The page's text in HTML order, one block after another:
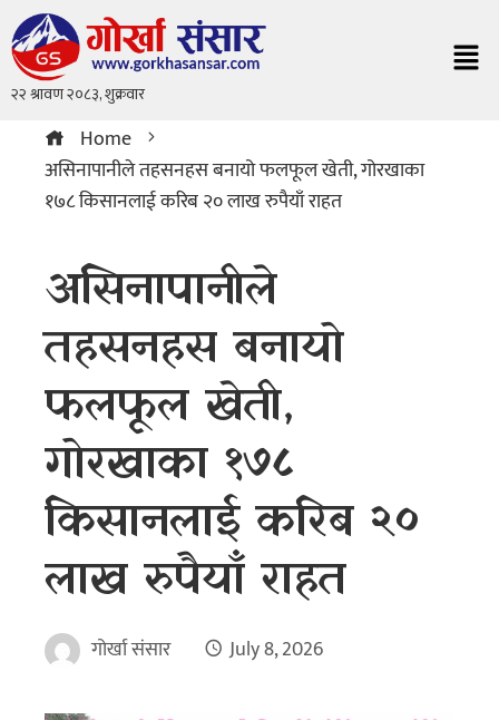
Home
असिनापानीले तहसनहस बनायो फलफूल खेती, गोरखाका
१७८ किसानलाई करिब २० लाख रुपैयाँ राहत
असिनापानीले
तहसनहस बनायो
फलफूल खेती,
गोरखाका १७८
किसानलाई करिब २०
लाख रुपैयाँ राहत
गोर्खा संसार July 8, 2026